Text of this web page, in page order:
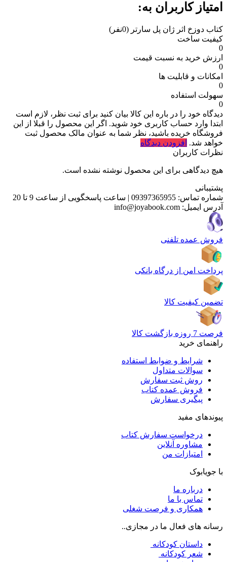
امتیاز کاربران به:
کتاب دوزخ اثر ژان پل سارتر (0نفر)
کیفیت ساخت
0
ارزش خرید به نسبت قیمت
0
امکانات و قابلیت ها
0
سهولت استفاده
0
دیدگاه خود را در باره این کالا بیان کنید برای ثبت نظر، لازم است
ابتدا وارد حساب کاربری خود شوید. اگر این محصول را قبلا از این
فروشگاه خریده باشید، نظر شما به عنوان مالک محصول ثبت
خواهد شد. افزودن دیدگاه
نظرات کاربران
هیچ دیدگاهی برای این محصول نوشته نشده است.
پشتیبانی
شماره تماس: 09397365955
| ساعت پاسخگویی از ساعت 9 تا 20
آدرس ایمیل: info@joyabook.com
فروش عمده تلفنی
پرداخت امن از درگاه بانکی
تضمین کیفیت کالا
فرصت 7 روزه بازگشت کالا
راهنمای خرید
شرایط و ضوابط استفاده
سوالات متداول
روش ثبت سفارش
فروش عمده کتاب
پیگیری سفارش
پیوندهای مفید
درخواست سفارش کتاب
مشاوره آنلاین
امتیازات من
با جویابوک
درباره ما
تماس با ما
همکاری و فرصت شغلی
رسانه های فعال ما در مجازی..
داستان کودکانه
شعر کودکانه